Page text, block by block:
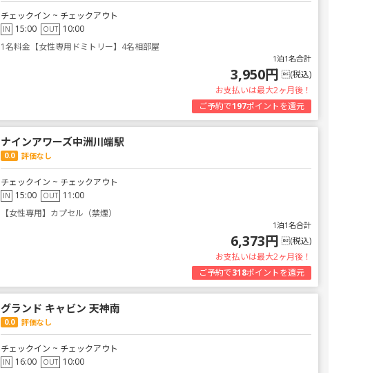
チェックイン ~ チェックアウト
IN 15:00 OUT 10:00
1名料金【女性専用ドミトリー】4名相部屋
1泊1名合計
3,950円 (税込)
お支払いは最大2ヶ月後！
ご予約で197ポイントを還元
ナインアワーズ中洲川端駅
0.0 評価なし
チェックイン ~ チェックアウト
IN 15:00 OUT 11:00
【女性専用】カプセル（禁煙）
1泊1名合計
6,373円 (税込)
お支払いは最大2ヶ月後！
ご予約で318ポイントを還元
グランド キャビン 天神南
0.0 評価なし
チェックイン ~ チェックアウト
IN 16:00 OUT 10:00